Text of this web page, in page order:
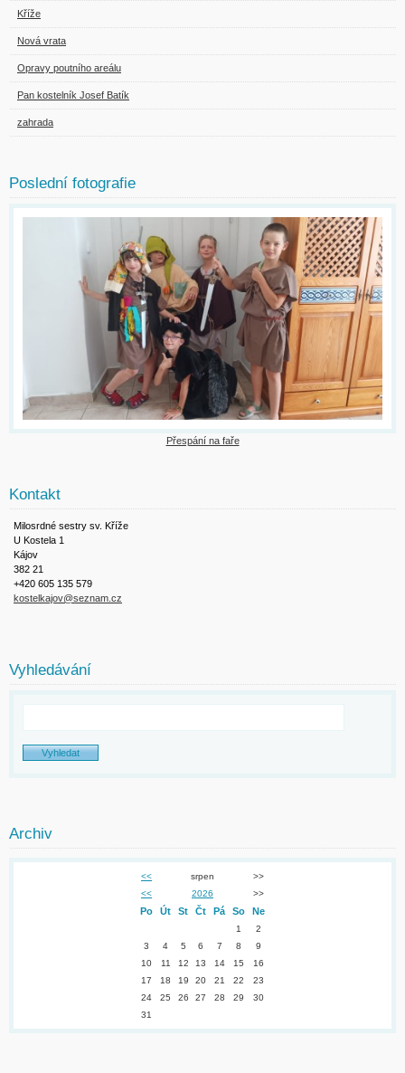
Kříže
Nová vrata
Opravy poutního areálu
Pan kostelník Josef Batík
zahrada
Poslední fotografie
Přespání na faře
Kontakt
Milosrdné sestry sv. Kříže
U Kostela 1
Kájov
382 21
+420 605 135 579
kostelkajov@seznam.cz
Vyhledávání
Archiv
<< srpen
>>
<<
2026 >>
Po Út St Čt Pá So Ne
1
2
3
4 5 6 7 8
9
10
11 12 13 14 15
16
17
18 19 20 21 22
23
24
25 26 27 28 29
30
31